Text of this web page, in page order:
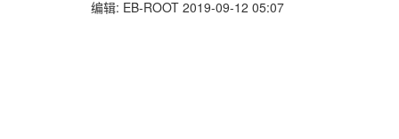
编辑: EB-ROOT 2019-09-12 05:07